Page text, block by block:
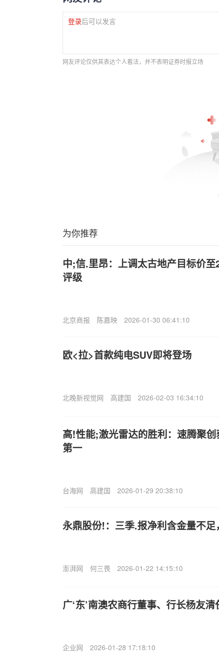
登录后可以发言
网友评论仅供其表达个人看法，并不表明证券时报立场
为你推荐
中;信.里昂：上调太古地产目标价
评级
北京商报 陈嘉映 2026-01-30 06:41:10
欧<拉>首款纯电SUV即将登场
北晚新视觉网 高建国 2026-02-03 16:34:10
高!性能;激光雷达的胜利：速腾聚
第一
台海网 高建国 2026-01-29 20:38:10
永鼎股份!：三季.报净利含金量不
澎湃网 何三畏 2026-01-22 14:15:10
广‘东’南澳农商行董事、行长杨友
企业网 2026-01-28 17:18:10